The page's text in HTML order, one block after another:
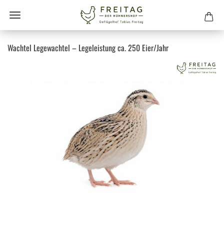
Wachtel Legewachtel – Legeleistung ca. 250 Eier/Jahr